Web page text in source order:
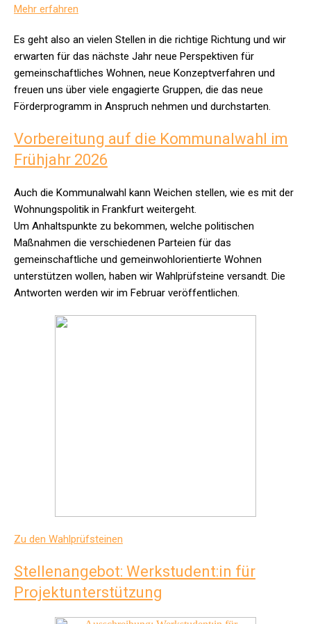
Mehr erfahren
Es geht also an vielen Stellen in die richtige Richtung und wir
erwarten für das nächste Jahr neue Perspektiven für
gemeinschaftliches Wohnen, neue Konzeptverfahren und
freuen uns über viele engagierte Gruppen, die das neue
Förderprogramm in Anspruch nehmen und durchstarten.
Vorbereitung auf die Kommunalwahl im
Frühjahr 2026
Auch die Kommunalwahl kann Weichen stellen, wie es mit der
Wohnungspolitik in Frankfurt weitergeht.
Um Anhaltspunkte zu bekommen, welche politischen
Maßnahmen die verschiedenen Parteien für das
gemeinschaftliche und gemeinwohlorientierte Wohnen
unterstützen wollen, haben wir Wahlprüfsteine versandt. Die
Antworten werden wir im Februar veröffentlichen.
Zu den Wahlprüfsteinen
Stellenangebot: Werkstudent:in für
Projektunterstützung